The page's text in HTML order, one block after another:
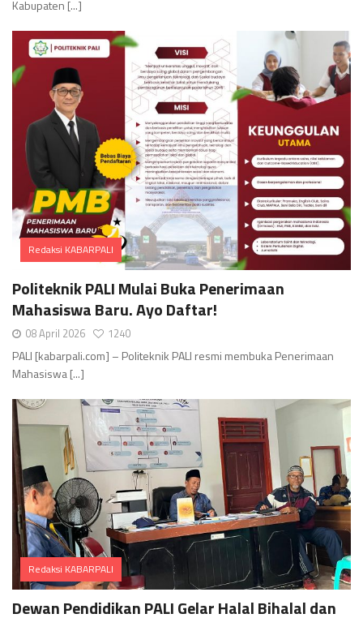
Kabupaten [...]
Redaksi KABARPALI
Politeknik PALI Mulai Buka Penerimaan
Mahasiswa Baru. Ayo Daftar!
08 April 2026 1240
PALI [kabarpali.com] – Politeknik PALI resmi membuka Penerimaan
Mahasiswa [...]
Redaksi KABARPALI
Comments
Dewan Pendidikan PALI Gelar Halal Bihalal dan